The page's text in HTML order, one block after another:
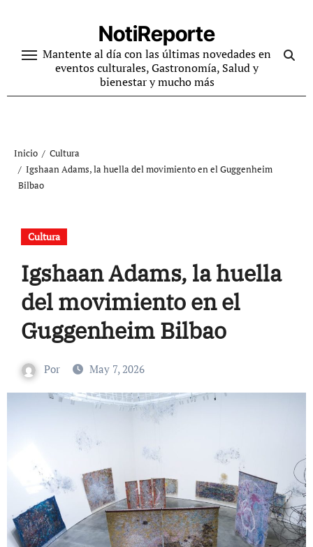
contenido
NotiReporte
Mantente al día con las últimas novedades en
eventos culturales, Gastronomía, Salud y
bienestar y mucho más
Inicio
Cultura
Igshaan Adams, la huella del movimiento en el Guggenheim
Bilbao
Cultura
Igshaan Adams, la huella
del movimiento en el
Guggenheim Bilbao
Por May 7, 2026